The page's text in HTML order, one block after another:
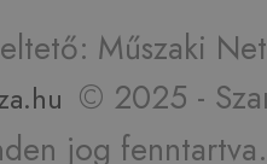
Műszaki
© 2025 -
jog fenntartva.